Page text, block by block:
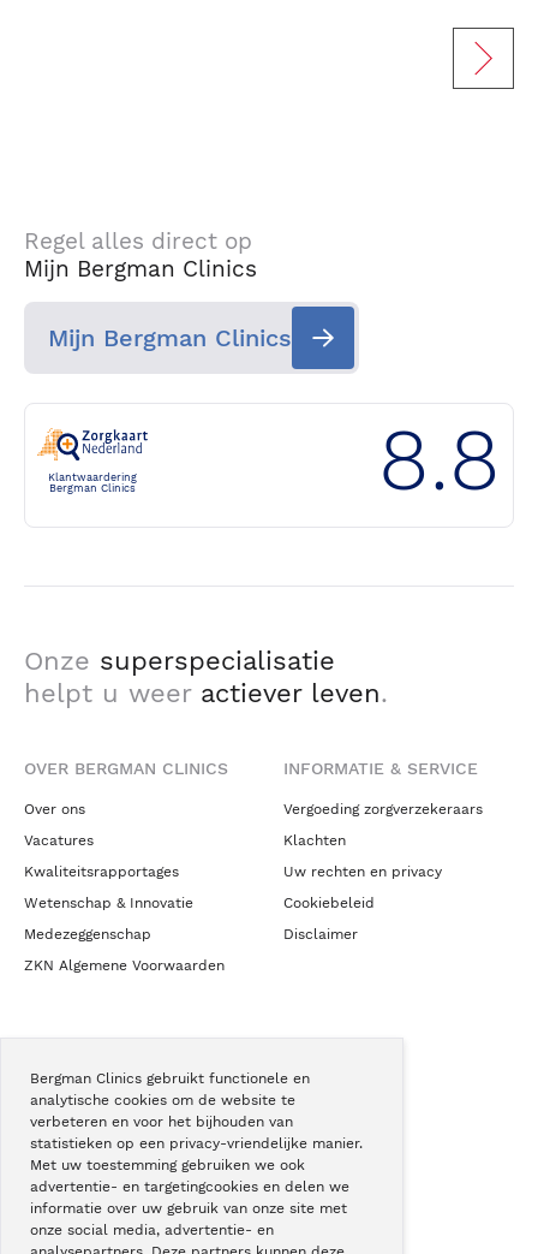
Bergman Clinics gebruikt functionele en
analytische cookies om de website te
verbeteren en voor het bijhouden van
statistieken op een privacy-vriendelijke manier.
Met uw toestemming gebruiken we ook
advertentie- en targetingcookies en delen we
informatie over uw gebruik van onze site met
onze social media, advertentie- en
Regel alles direct op
Mijn Bergman Clinics
Mijn Bergman Clinics
Klantwaardering
Bergman Clinics
8.8
Onze superspecialisatie
helpt u weer actiever leven.
OVER BERGMAN CLINICS
Over ons
Vacatures
Kwaliteitsrapportages
Wetenschap & Innovatie
Medezeggenschap
ZKN Algemene Voorwaarden
INFORMATIE & SERVICE
Vergoeding zorgverzekeraars
Klachten
Uw rechten en privacy
Cookiebeleid
Disclaimer
Nieuws
Blogs
Podcast
Pressroom
Instagram
Facebook